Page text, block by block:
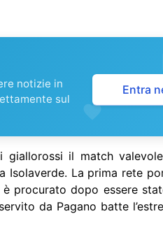
notizie in
sul
Entra
il match
Isolaverde. La prima rete
procurato dopo essere
da Pagano batte